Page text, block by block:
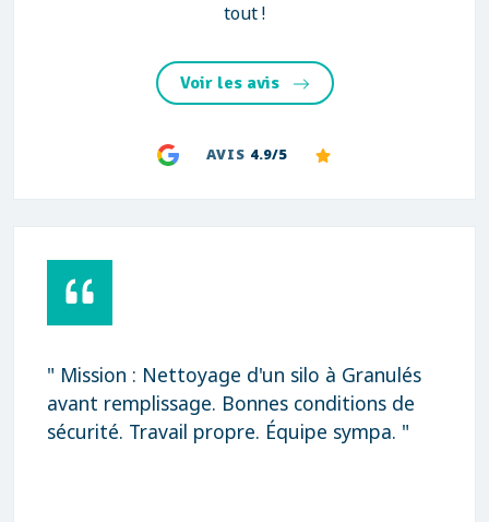
tout !
Voir les avis
AVIS 4.9/5
" Mission : Nettoyage d'un silo à Granulés
avant remplissage. Bonnes conditions de
sécurité. Travail propre. Équipe sympa. "